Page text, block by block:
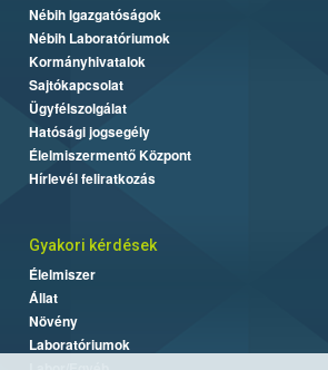
Nébih Igazgatóságok
Nébih Laboratóriumok
Kormányhivatalok
Sajtókapcsolat
Ügyfélszolgálat
Hatósági jogsegély
Élelmiszermentő Központ
Hírlevél feliratkozás
Gyakori kérdések
Élelmiszer
Állat
Növény
Laboratóriumok